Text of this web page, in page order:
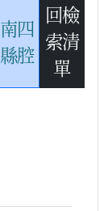
南四
縣腔
回檢
索清
單